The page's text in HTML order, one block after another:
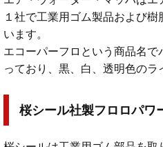
１社で工業用ゴム製品および
います。
エコーパーフロという商品名
っており、黒、白、透明色のラ
桜シール社製フロロパワ